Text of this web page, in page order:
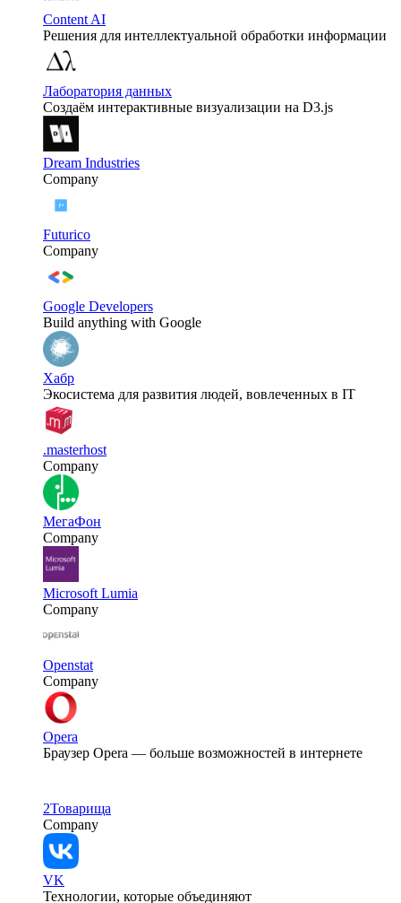
Content AI
Решения для интеллектуальной обработки информации
Лаборатория данных
Создаём интерактивные визуализации на D3.js
Dream Industries
Company
Futurico
Company
Google Developers
Build anything with Google
Хабр
Экосистема для развития людей, вовлеченных в IT
.masterhost
Company
МегаФон
Company
Microsoft Lumia
Company
Openstat
Company
Opera
Браузер Opera — больше возможностей в интернете
2Товарища
Company
VK
Технологии, которые объединяют